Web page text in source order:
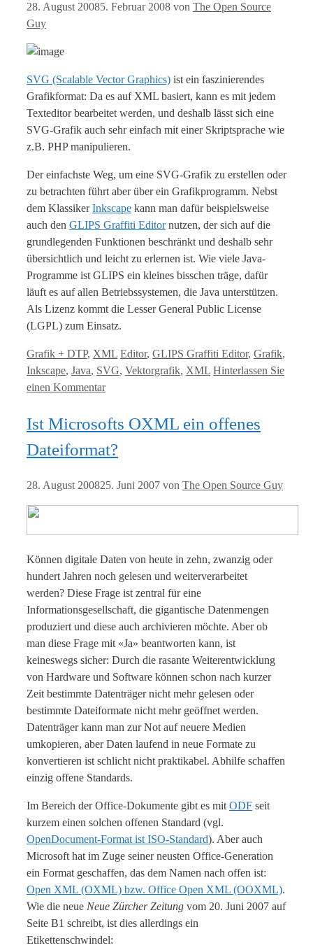
28. August 20085. Februar 2008 von The Open Source
Guy
SVG (Scalable Vector Graphics) ist ein faszinierendes
Grafikformat: Da es auf XML basiert, kann es mit jedem
Texteditor bearbeitet werden, und deshalb lässt sich eine
SVG-Grafik auch sehr einfach mit einer Skriptsprache wie
z.B. PHP manipulieren.
Der einfachste Weg, um eine SVG-Grafik zu erstellen oder
zu betrachten führt aber über ein Grafikprogramm. Nebst
dem KlassikerInkscape kann man dafür beispielsweise
auch den GLIPS Graffiti Editornutzen, der sich auf die
grundlegenden Funktionen beschränkt und deshalb sehr
übersichtlich und leicht zu erlernen ist. Wie viele Java-
Programme ist GLIPS ein kleines bisschen träge, dafür
läuft es auf allen Betriebssystemen, die Java unterstützen.
Als Lizenz kommt die Lesser General Public License
(LGPL) zum Einsatz.
Kategorien
Grafik + DTP, XML Tags
Editor, GLIPS Graffiti Editor, Grafik,
Inkscape, Java, SVG, Vektorgrafik, XML Hinterlassen Sie
einen Kommentar
Ist Microsofts OXML ein offenes
Dateiformat?
28. August 200825. Juni 2007 von The Open Source Guy
Können digitale Daten von heute in zehn, zwanzig oder
hundert Jahren noch gelesen und weiterverarbeitet
werden? Diese Frage ist zentral für eine
Informationsgesellschaft, die gigantische Datenmengen
produziert und diese auch archivieren möchte. Aber ob
man diese Frage mit «Ja» beantworten kann, ist
keineswegs sicher: Durch die rasante Weiterentwicklung
von Hardware und Software können schon nach kurzer
Zeit bestimmte Datenträger nicht mehr gelesen oder
bestimmte Dateiformate nicht mehr geöffnet werden.
Datenträger kann man zur Not auf neuere Medien
umkopieren, aber Daten laufend in neue Formate zu
konvertieren ist schlicht nicht praktikabel. Abhilfe schaffen
einzig offene Standards.
Im Bereich der Office-Dokumente gibt es mit ODF seit
kurzem einen solchen offenen Standard (vgl.
OpenDocument-Format ist ISO-Standard). Aber auch
Microsoft hat im Zuge seiner neusten Office-Generation
ein Format geschaffen, das dem Namen nach offen ist:
Open XML (OXML) bzw. Office Open XML (OOXML).
Wie die neue Neue Zürcher Zeitung vom 20. Juni 2007 auf
Seite B1 schreibt, ist dies allerdings ein
Etikettenschwindel: